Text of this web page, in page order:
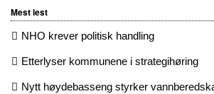
Mest lest
NHO krever politisk handling
Etterlyser kommunene i strategihøring
Nytt høydebasseng styrker